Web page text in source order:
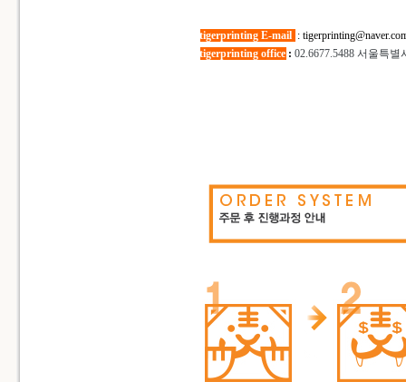
tigerprinting E-mail :
tigerprinting office : 02.6677.5488서울특별